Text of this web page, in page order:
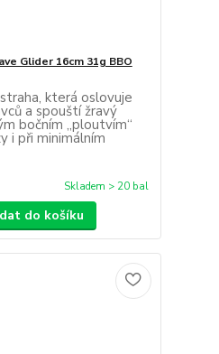
Glider 16cm 31g BBO
která oslovuje
a spouští žravý
bočním „ploutvím“
i při minimálním
Skladem > 20 bal
do košíku